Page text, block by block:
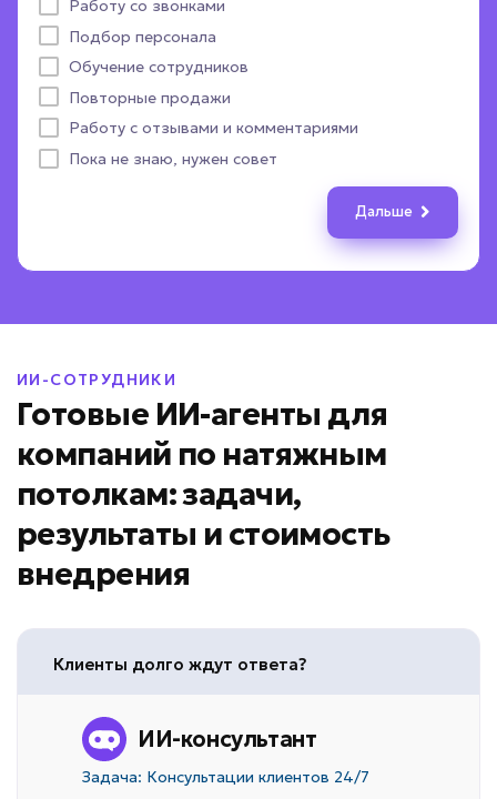
Работу со звонками
Подбор персонала
Обучение сотрудников
Повторные продажи
Работу с отзывами и комментариями
Пока не знаю, нужен совет
Дальше
Более 1000
Авито
Телефонные звонки
CRM-система
С партнерами и подрядчиками
Отправить уведомление в Telegram
Отправить уведомление в MAX
Выдать расчет стоимости
Пока не определились
Параметры заказа
Документы и файлы
Другое
ПОЛУЧИТЬ ПОДБОР
ИИ-СОТРУДНИКИ
Готовые ИИ-агенты для
компаний по натяжным
потолкам: задачи,
результаты и стоимость
внедрения
Клиенты долго ждут ответа?
ИИ-консультант
Задача: Консультации клиентов 24/7